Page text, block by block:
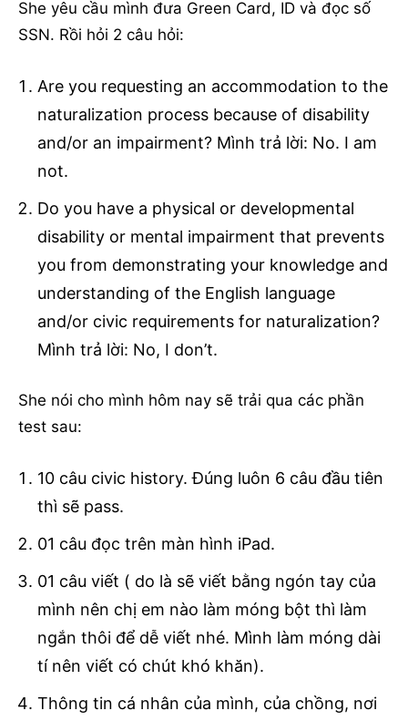
She yêu cầu mình đưa Green Card, ID và đọc số
SSN. Rồi hỏi 2 câu hỏi:
Are you requesting an accommodation to the
naturalization process because of disability
and/or an impairment? Mình trả lời: No. I am
not.
Do you have a physical or developmental
disability or mental impairment that prevents
you from demonstrating your knowledge and
understanding of the English language
and/or civic requirements for naturalization?
Mình trả lời: No, I don’t.
She nói cho mình hôm nay sẽ trải qua các phần
test sau:
10 câu civic history. Đúng luôn 6 câu đầu tiên
thì sẽ pass.
01 câu đọc trên màn hình iPad.
01 câu viết ( do là sẽ viết bằng ngón tay của
mình nên chị em nào làm móng bột thì làm
ngắn thôi để dễ viết nhé. Mình làm móng dài
tí nên viết có chút khó khăn).
Thông tin cá nhân của mình, của chồng, nơi